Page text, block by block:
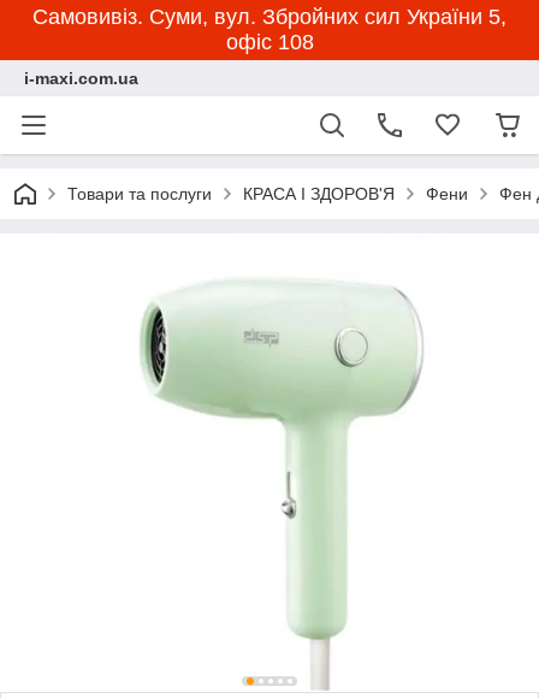
Самовивіз. Суми, вул. Збройних сил України 5,
офіс 108
i-maxi.com.ua
Товари та послуги КРАСА І ЗДОРОВ'Я Фени Фен